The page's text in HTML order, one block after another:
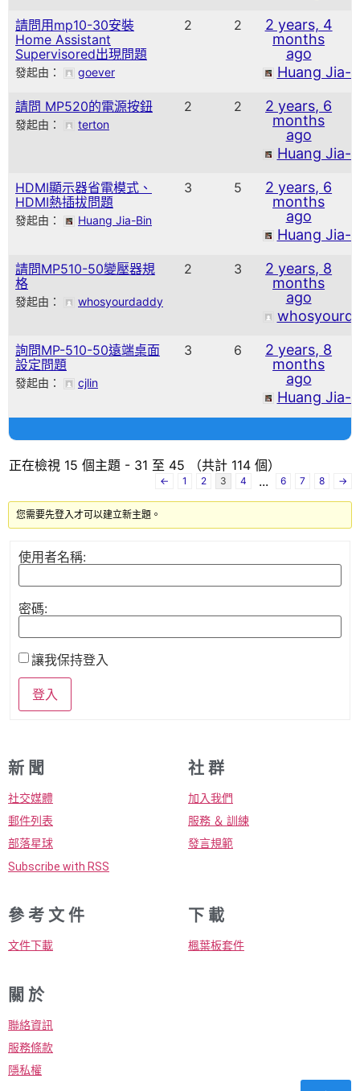
請問用mp10-30安裝
Home Assistant
Supervisored出現問題
發起由： goever
2 2
2 years, 4
months
ago
Huang Jia-
請問 MP520的電源按鈕
發起由： terton
2 2
2 years, 6
months
ago
Huang Jia-
HDMI顯示器省電模式、
HDMI熱插拔問題
發起由： Huang Jia-Bin
3 5
2 years, 6
months
ago
Huang Jia-
請問MP510-50變壓器規
格
發起由： whosyourdaddy
2 3
2 years, 8
months
ago
詢問MP-510-50遠端桌面
設定問題
發起由： cjlin
3 6
2 years, 8
months
ago
Huang Jia-
正在檢視 15 個主題 - 31 至 45 （共計 114 個）
← 1 2 3 4 ... 6 7 8 →
您需要先登入才可以建立新主題。
使用者名稱:
密碼:
讓我保持登入
登入
新 聞
社交媒體
郵件列表
部落星球
Subscribe with RSS
社 群
加入我們
服務 ＆ 訓練
發言規範
參 考 文 件
文件下載
下 載
楓葉板套件
關 於
聯絡資訊
服務條款
隱私權